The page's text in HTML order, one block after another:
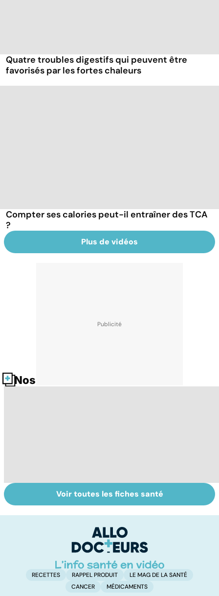
Quatre troubles digestifs qui peuvent être
favorisés par les fortes chaleurs
Compter ses calories peut-il entraîner des TCA
?
Plus de vidéos
Nos fiches santé
Tout savoir sur
les infections
Tout savoir sur le
cancer de la
Voir toutes les fiches santé
RECETTES RAPPEL PRODUIT
LE MAG DE LA SANTÉ
CANCER
MÉDICAMENTS